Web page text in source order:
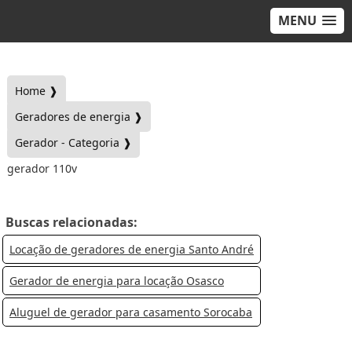
MENU
Home ❱
Geradores de energia ❱
Gerador - Categoria ❱
gerador 110v
Buscas relacionadas:
Locação de geradores de energia Santo André
Gerador de energia para locação Osasco
Aluguel de gerador para casamento Sorocaba